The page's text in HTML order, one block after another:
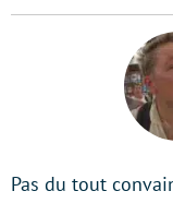
Pas du tout